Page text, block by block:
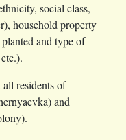
social class,
household property
and type of
residents of
and